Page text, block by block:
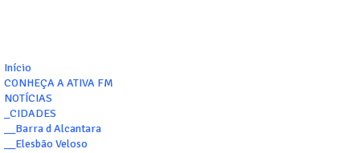
Início
CONHEÇA A ATIVA FM
NOTÍCIAS
_CIDADES
__Barra d Alcantara
__Elesbão Veloso